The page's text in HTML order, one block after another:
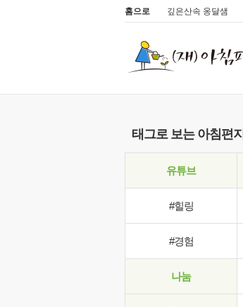
홈으로 깊은산속 옹달샘
태그로 보는 아침편지
유튜브
#힐링
#경험
나눔